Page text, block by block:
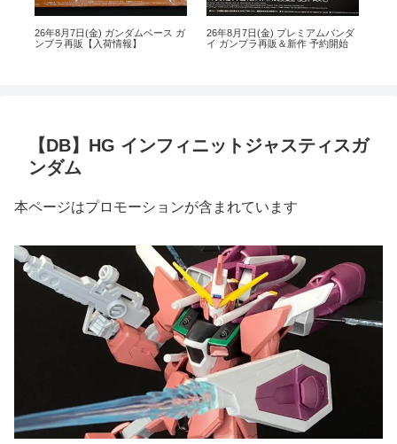
26年8月7日(金) ガンダムベース ガ
ンプラ再販【入荷情報】
26年8月7日(金) プレミアムバンダ
イ ガンプラ再販＆新作 予約開始
【DB】HG インフィニットジャスティスガ
ンダム
本ページはプロモーションが含まれています